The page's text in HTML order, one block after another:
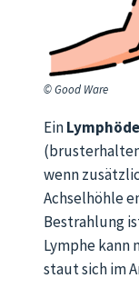
© Good Ware
Ein
wenn
Achselhöhle
Bestrahlung
Lymphe
staut sich im